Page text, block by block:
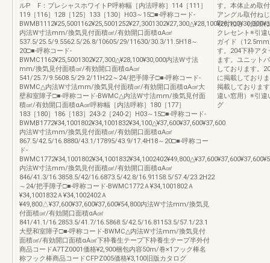
ルP F：プレシャスホワイトP呼称幅［内法呼称］114［111］
119［116］128［125］133［130］H03～15□■-呼称コード-
内法W寸法mm/換気見付面積㎠/有効開口面積αA㎠
537.5/25.5/9.5562.5/26.8/10605/29/11630/30.3/11.5H18～
20□■-呼称コード-
BWMC1162¥25,5001302¥27,300△¥28,100¥30,000内法W寸法
mm/換気見付面積㎠/有効開口面積αA㎠
541/25.7/9.5608.5/29.2/11H22～24/把手障子□■-呼称コード-
BWMC△内法W寸法mm/換気見付面積㎠/有効開口面積αA㎠大
壁和室障子□■-呼称コード-BWMC△内法W寸法mm/換気見付面
積㎠/有効開口面積αA㎠呼称幅［内法呼称］180［177］
183［180］186［183］243-2［240-2］H03～15□■-呼称コード-
BWMB1772¥34,1001802¥34,1001832¥34,100△¥37,600¥37,600¥37,600
内法W寸法mm/換気見付面積㎠/有効開口面積αA㎠
867.5/42.5/16.8880/43.1/17895/43.9/17.4H18～20□■-呼称コー
ド-
内法W寸法mm/換気見付面積㎠/有効開口面積αA㎠
846/41.3/16.3858.5/42/16.6873.5/42.8/16.91158.5/57.4/23.2H22
～24/把手障子□■-呼称コード-BWMC1772Ａ¥34,1001802Ａ
¥34,1001832Ａ¥34,1002402Ａ
¥49,800△¥37,600¥37,600¥37,600¥54,800内法W寸法mm/換気見
付面積㎠/有効開口面積αA㎠
841/41.1/16.2853.5/41.7/16.5868.5/42.5/16.81153.5/57.1/23.1
大壁和室障子□■-呼称コード-BWMC△内法W寸法mm/換気見付
面積㎠/有効開口面積αA㎠下枠養生テープ下枠養生テープ半外付
商品コードA7TZ0001価格¥2,900梱包内容50m/巻×1フック棒名
称フック棒商品コードCFPZ005価格¥3,100旧版カタログ
す。本体止め取
アングル取付ね
取付ねじ（低頭
クレセント※引違
ガイド（
す。204下枠ア
ます。ユニット
しております。
に掲載しており
掲載しておりま
違い窓用）※引違
グ